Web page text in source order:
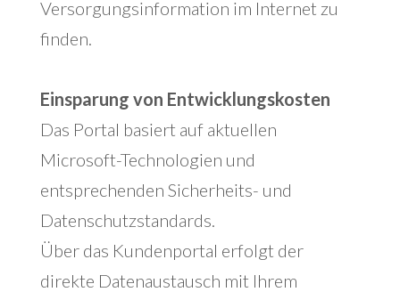
Versorgungsinformation im Internet zu
finden.
Einsparung von Entwicklungskosten
Das Portal basiert auf aktuellen
Microsoft-Technologien und
entsprechenden Sicherheits- und
Datenschutzstandards.
Über das Kundenportal erfolgt der
direkte Datenaustausch mit Ihrem